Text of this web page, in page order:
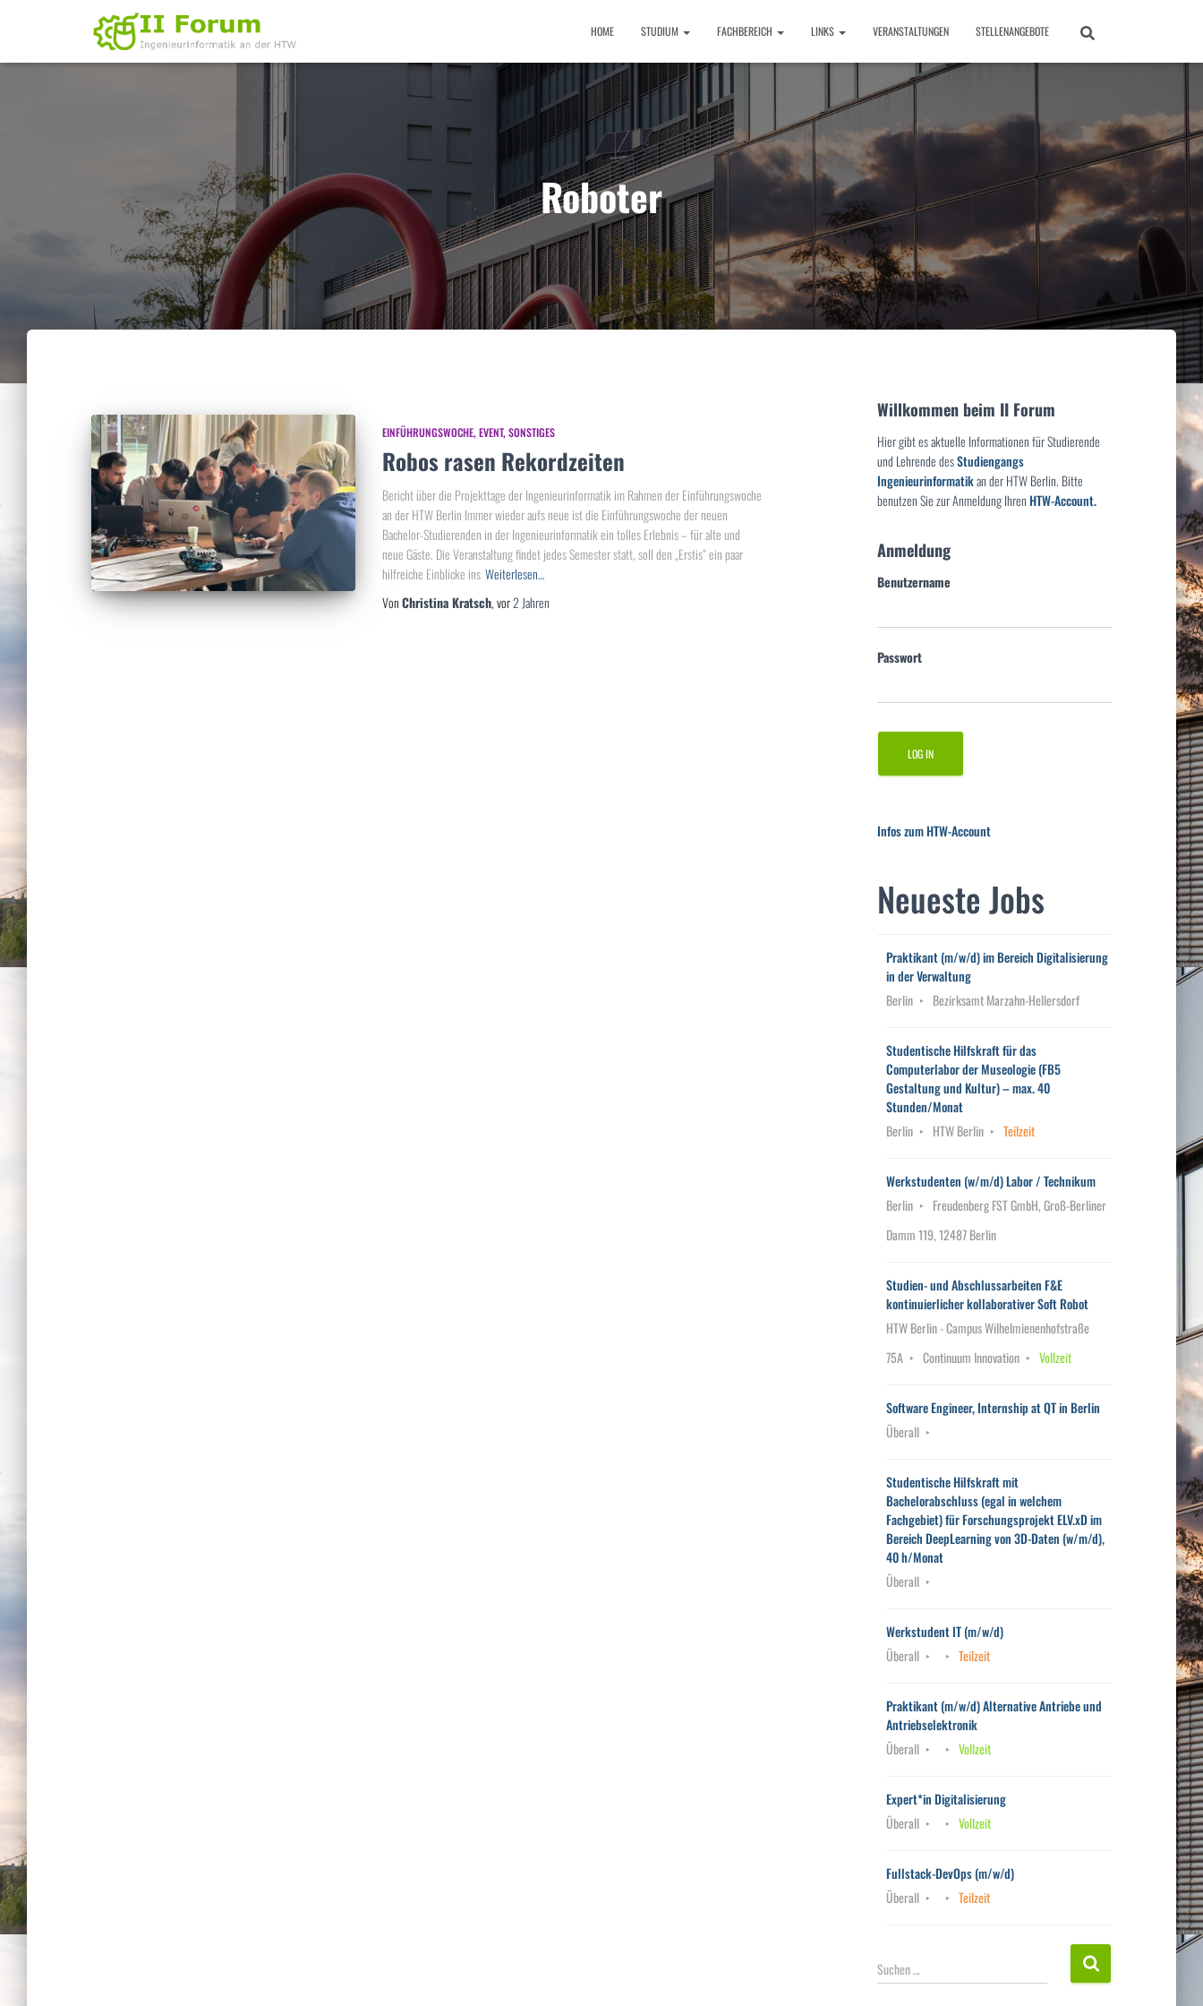
HOME STUDIUM FACHBEREICH LINKS VERANSTALTUNGEN STELLENANGEBOTE
Roboter
EINFÜHRUNGSWOCHE EVENT SONSTIGES
Robos rasen Rekordzeiten
Bericht über die Projekttage der Ingenieurinformatik im Rahmen der Einführungswoche
an der HTW Berlin Immer wieder aufs neue ist die Einführungswoche der neuen
Bachelor-Studierenden in der Ingenieurinformatik ein tolles Erlebnis – für alte und
neue Gäste. Die Veranstaltung findet jedes Semester statt, soll den „Erstis“ ein paar
hilfreiche Einblicke ins Weiterlesen…
VonChristina Kratsch, vor2 Jahren
Willkommen beim II Forum
Hier gibt es aktuelle Informationen für Studierende
und Lehrende desStudiengangs
Ingenieurinformatikan der HTW Berlin. Bitte
benutzen Sie zur Anmeldung IhrenHTW-Account.
Anmeldung
Benutzername
Passwort
Infos zum HTW-Account
Neueste Jobs
Praktikant (m/w/d) im Bereich Digitalisierung
in der Verwaltung
Berlin
Bezirksamt Marzahn-Hellersdorf
Studentische Hilfskraft für das
Computerlabor der Museologie (FB5
Gestaltung und Kultur) – max. 40
Stunden/Monat
Berlin
HTW Berlin Teilzeit
Werkstudenten (w/m/d) Labor / Technikum
Berlin
Freudenberg FST GmbH, Groß-Berliner
Damm 119, 12487 Berlin
Studien- und Abschlussarbeiten F&E
kontinuierlicher kollaborativer Soft Robot
HTW Berlin - Campus Wilhelmienenhofstraße
75A
Continuum Innovation Vollzeit
Software Engineer, Internship at QT in Berlin
Überall
Studentische Hilfskraft mit
Bachelorabschluss (egal in welchem
Fachgebiet) für Forschungsprojekt ELV.xD im
Bereich DeepLearning von 3D-Daten (w/m/d),
40 h/Monat
Überall
Werkstudent IT (m/w/d)
Überall
Teilzeit
Praktikant (m/w/d) Alternative Antriebe und
Antriebselektronik
Überall
Vollzeit
Expert*in Digitalisierung
Überall
Vollzeit
Fullstack-DevOps (m/w/d)
Überall
Teilzeit
S
u
Suchen …